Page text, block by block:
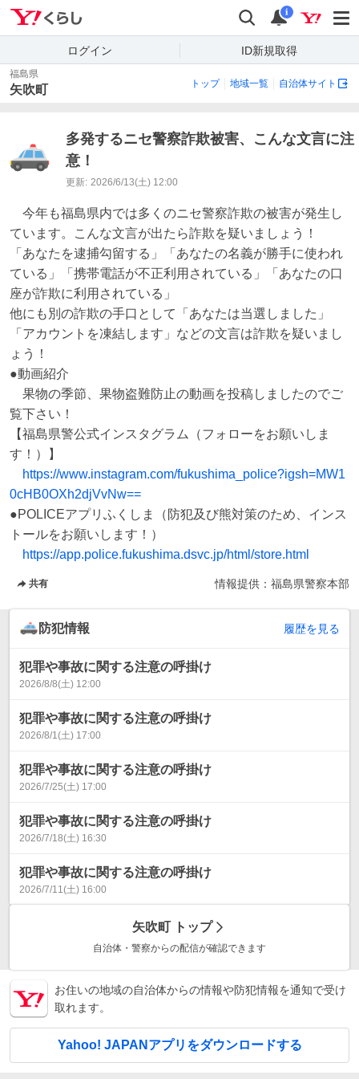
検索 通知
i
ログイン ID新規取得
福島県
矢吹町 トップ 地域一覧 自治体サイト
多発するニセ警察詐欺被害、こんな文言に注
意！
更新: 2026/6/13(土) 12:00
今年も福島県内では多くのニセ警察詐欺の被害が発生し
ています。こんな文言が出たら詐欺を疑いましょう！
「あなたを逮捕勾留する」「あなたの名義が勝手に使われ
ている」「携帯電話が不正利用されている」「あなたの口
座が詐欺に利用されている」
他にも別の詐欺の手口として「あなたは当選しました」
「アカウントを凍結します」などの文言は詐欺を疑いまし
ょう！
●動画紹介
果物の季節、果物盗難防止の動画を投稿しましたのでご
覧下さい！
【福島県警公式インスタグラム（フォローをお願いしま
す！）】
https://www.instagram.com/fukushima_police?igsh=MW1
0cHB0OXh2djVvNw==
●POLICEアプリふくしま（防犯及び熊対策のため、インス
トールをお願いします！）
https://app.police.fukushima.dsvc.jp/html/store.html
共有 情報提供： 福島県警察本部
防犯情報 履歴を見る
犯罪や事故に関する注意の呼掛け
2026/8/8(土) 12:00
犯罪や事故に関する注意の呼掛け
2026/8/1(土) 17:00
犯罪や事故に関する注意の呼掛け
2026/7/25(土) 17:00
犯罪や事故に関する注意の呼掛け
2026/7/18(土) 16:30
犯罪や事故に関する注意の呼掛け
2026/7/11(土) 16:00
矢吹町 トップ
自治体・警察からの配信が確認できます
お住いの地域の自治体からの情報や防犯情報を通知で受け
取れます。
Yahoo! JAPANアプリをダウンロードする